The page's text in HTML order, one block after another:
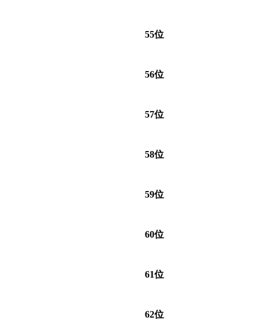
55位
56位
57位
58位
59位
60位
61位
62位